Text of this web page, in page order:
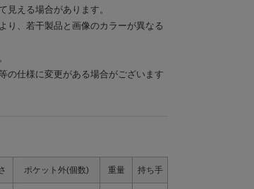
える場合があります。
り、若干製品と画像のカラーが異なる
の仕様に変更がある場合がございます
ポケット外(個数) 重量 持ち手